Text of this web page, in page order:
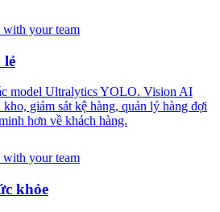
lẻ
model Ultralytics YOLO. Vision AI
giám sát kệ hàng, quản lý hàng đợi
hơn về khách hàng.
khỏe